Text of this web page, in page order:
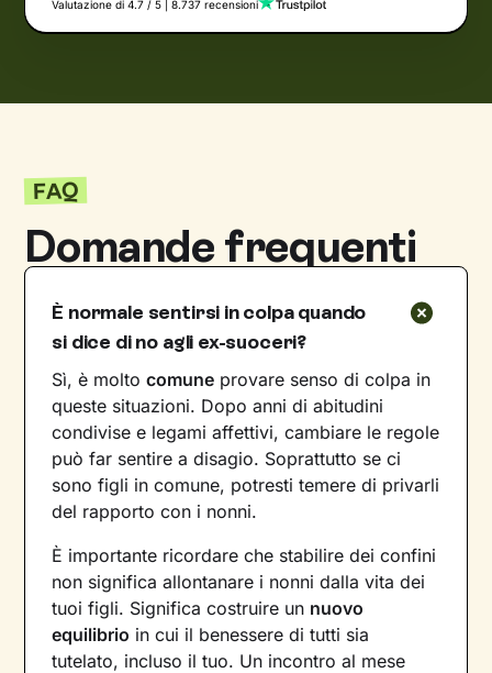
Valutazione di 4.7 / 5 | 8.737 recensioni
FAQ
Domande frequenti
È normale sentirsi in colpa quando
si dice di no agli ex-suoceri?
Sì, è moltocomune provare senso di colpa in
queste situazioni. Dopo anni di abitudini
condivise e legami affettivi, cambiare le regole
può far sentire a disagio. Soprattutto se ci
sono figli in comune, potresti temere di privarli
del rapporto con i nonni.
È importante ricordare che stabilire dei confini
non significa allontanare i nonni dalla vita dei
tuoi figli. Significa costruire un nuovo
equilibrio in cui il benessere di tutti sia
tutelato, incluso il tuo. Un incontro al mese